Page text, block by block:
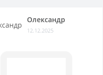
Олександр
12.12.2025